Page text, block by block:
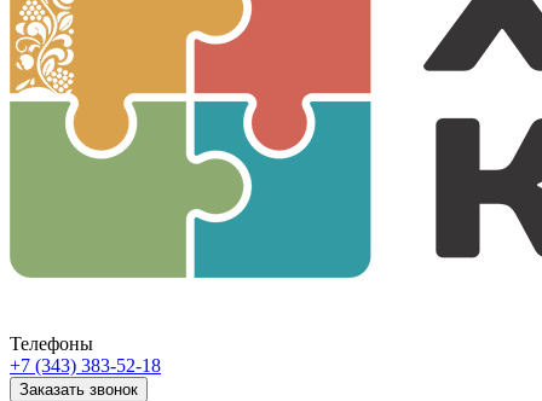
Телефоны
+7 (343) 383-52-18
Заказать звонок